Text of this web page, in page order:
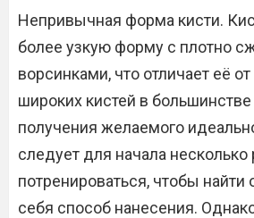
Непривычная форма кисти.
более узкую форму с плотно
ворсинками, что отличает её
широких кистей в
получения желаемого
следует для начала несколько
потренироваться, чтобы
себя способ нанесения.